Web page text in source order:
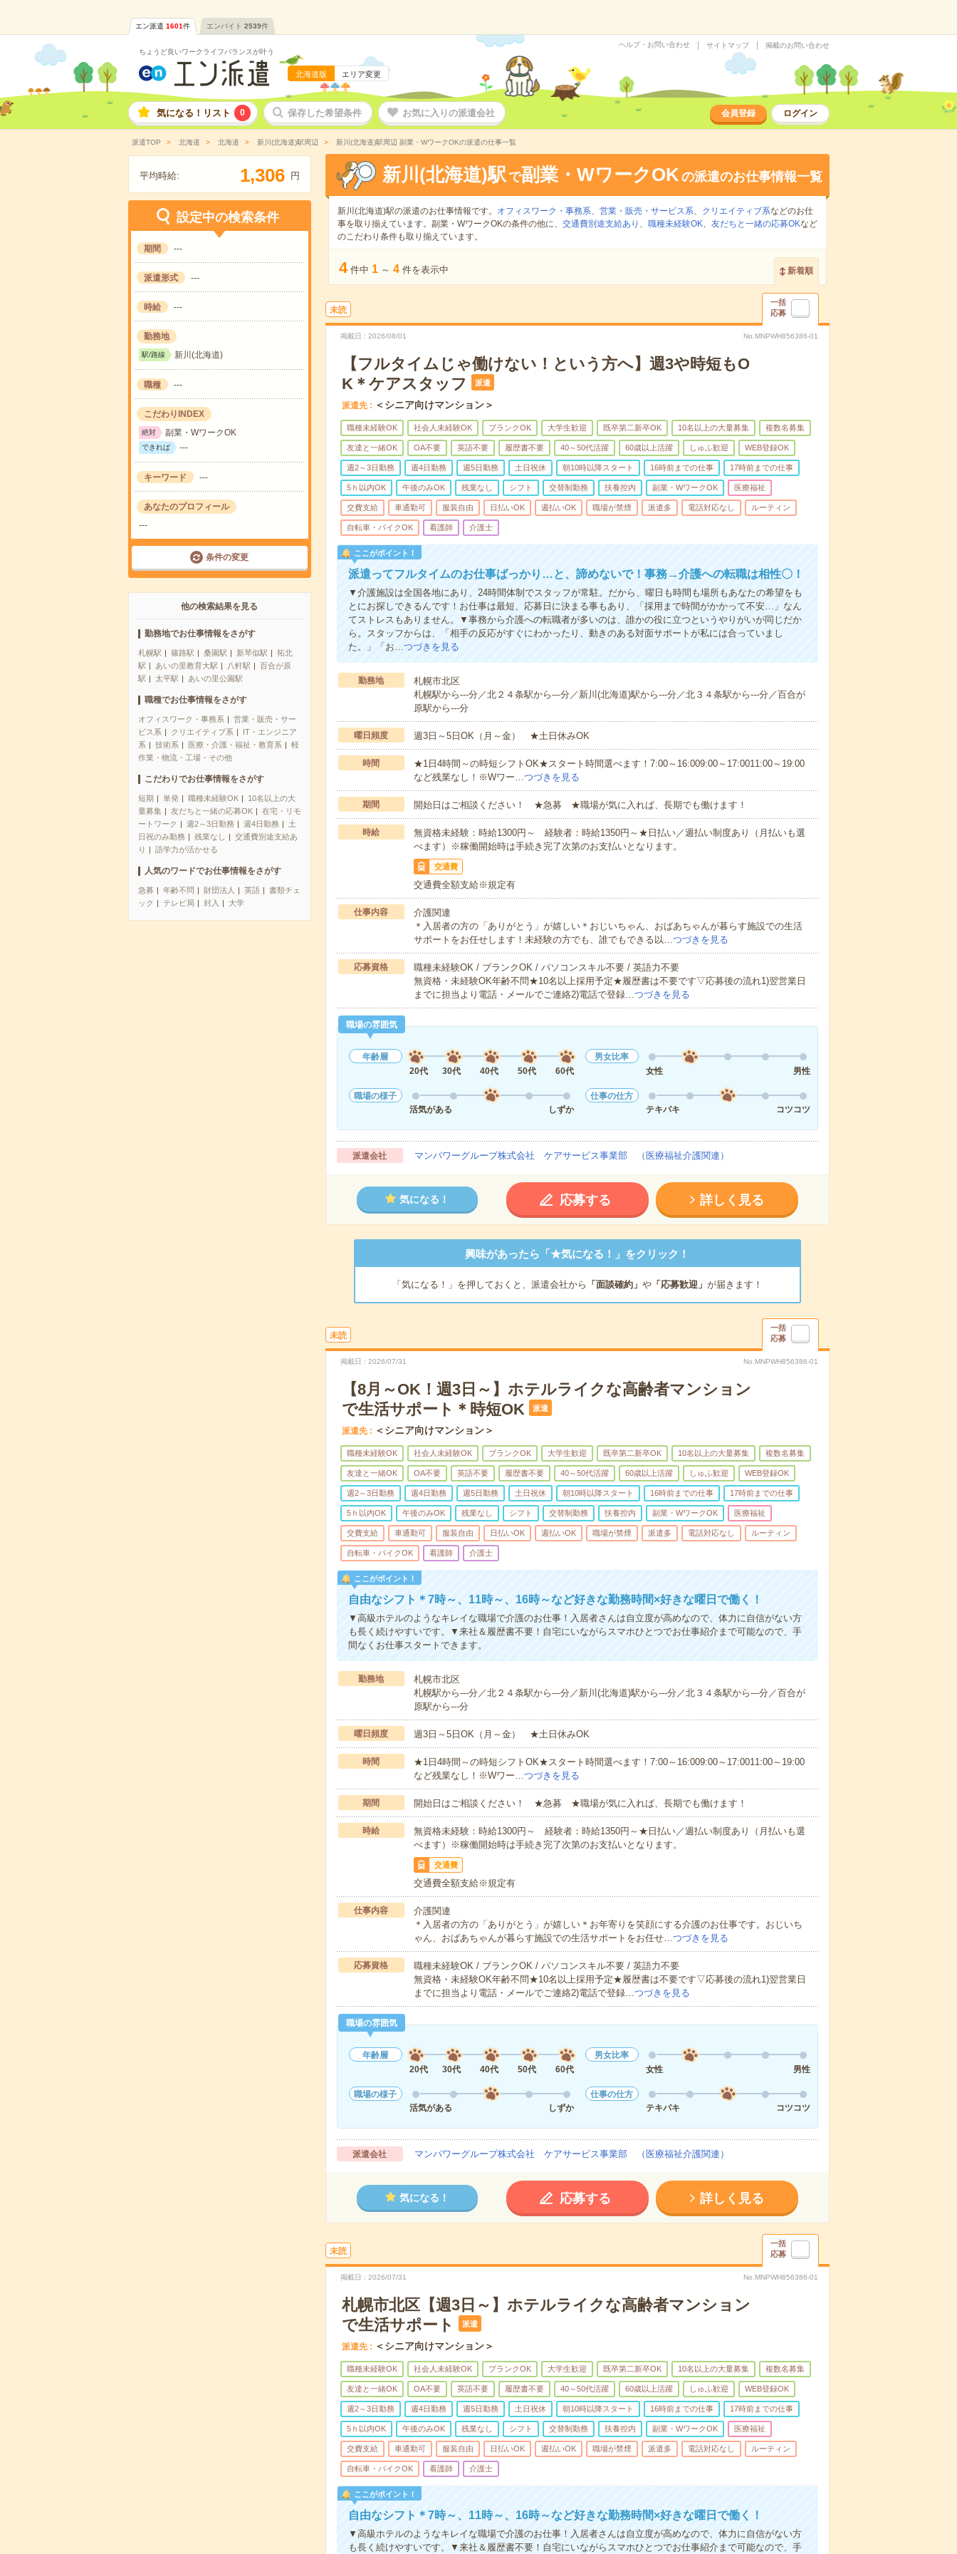
エン派遣 1601件 エンバイト 2539件
ちょうど良いワークライフバランスが叶う
北海道版 エリア変更
ヘルプ・お問い合わせ サイトマップ 掲載のお問い合わせ
気になる！リスト 0 保存した希望条件 お気に入りの派遣会社 会員登録 ログイン
派遣TOP 北海道 北海道 新川(北海道)駅周辺 新川(北海道)駅周辺 副業・WワークOKの派遣の仕事一覧
平均時給: 1,306 円
設定中の検索条件
期間 ---
派遣形式 ---
時給 ---
勤務地
駅/路線 新川(北海道)
職種 ---
こだわりINDEX
絶対 副業・WワークOK
できれば ---
キーワード ---
あなたのプロフィール
---
条件の変更
他の検索結果を見る
勤務地でお仕事情報をさがす
札幌駅 篠路駅 桑園駅 新琴似駅
拓北
駅
あいの里教育大駅 八軒駅
百合が原
駅
太平駅 あいの里公園駅
職種でお仕事情報をさがす
オフィスワーク・事務系
営業・販売・サー
ビス系
クリエイティブ系
IT・エンジニア
系
技術系 医療・介護・福祉・教育系
軽
作業・物流・工場・その他
こだわりでお仕事情報をさがす
短期 単発 職種未経験OK
10名以上の大
量募集
友だちと一緒の応募OK
在宅・リモ
ートワーク
週2～3日勤務 週4日勤務
土
日祝のみ勤務
残業なし
交通費別途支給あ
り
語学力が活かせる
人気のワードでお仕事情報をさがす
急募 年齢不問 財団法人 英語
書類チェ
ック
テレビ局 封入 大学
新川(北海道)駅 で副業・WワークOKの派遣のお仕事情報一覧
新川(北海道)駅の派遣のお仕事情報です。 オフィスワーク・事務系、 営業・販売・サービス系、 クリエイティブ系などのお仕
事を取り揃えています。副業・WワークOKの条件の他に、 交通費別途支給あり 、 職種未経験OK、 友だちと一緒の応募OKなど
のこだわり条件も取り揃えています。
4 件中 1 ～ 4 件を表示中 新着順
未読
一括
応募
掲載日 2026/08/01 No.MNPWH856386-01
【フルタイムじゃ働けない！という方へ】週3や時短もO
K＊ケアスタッフ
派遣
派遣先 ＜シニア向けマンション＞
職種未経験OK 社会人未経験OK ブランクOK 大学生歓迎 既卒第二新卒OK 10名以上の大量募集 複数名募集
友達と一緒OK OA不要 英語不要 履歴書不要 40～50代活躍 60歳以上活躍 しゅふ歓迎 WEB登録OK
週2～3日勤務 週4日勤務 週5日勤務 土日祝休 朝10時以降スタート 16時前までの仕事 17時前までの仕事
5ｈ以内OK 午後のみOK 残業なし シフト 交替制勤務 扶養控内 副業・WワークOK 医療福祉
交費支給 車通勤可 服装自由 日払いOK 週払いOK 職場が禁煙 派遣多 電話対応なし ルーティン
自転車・バイクOK 看護師 介護士
ここがポイント！
派遣ってフルタイムのお仕事ばっかり…と、諦めないで！事務→介護への転職は相性〇！
▼介護施設は全国各地にあり、24時間体制でスタッフが常駐。だから、曜日も時間も場所もあなたの希望をも
とにお探しできるんです！お仕事は最短、応募日に決まる事もあり、「採用まで時間がかかって不安…」なん
てストレスもありません。▼事務から介護への転職者が多いのは、誰かの役に立つというやりがいが同じだか
ら。スタッフからは、「相手の反応がすぐにわかったり、動きのある対面サポートが私には合っていまし
た。」「お…つづきを見る
勤務地
札幌市北区
札幌駅から---分／北２４条駅から---分／新川(北海道)駅から---分／北３４条駅から---分／百合が
原駅から---分
曜日頻度 週3日～5日OK（月～金） ★土日休みOK
時間
★1日4時間～の時短シフトOK★スタート時間選べます！7:00～16:009:00～17:0011:00～19:00
など残業なし！※Wワー…つづきを見る
期間 開始日はご相談ください！ ★急募 ★職場が気に入れば、長期でも働けます！
時給
無資格未経験：時給1300円～ 経験者：時給1350円～★日払い／週払い制度あり（月払いも選
べます）※稼働開始時は手続き完了次第のお支払いとなります。
交通費
交通費全額支給※規定有
仕事内容
介護関連
＊入居者の方の「ありがとう」が嬉しい＊おじいちゃん、おばあちゃんが暮らす施設での生活
サポートをお任せします！未経験の方でも、誰でもできる以…つづきを見る
応募資格
職種未経験OK / ブランクOK / パソコンスキル不要 / 英語力不要
無資格・未経験OK年齢不問★10名以上採用予定★履歴書は不要です▽応募後の流れ1)翌営業日
までに担当より電話・メールでご連絡2)電話で登録…つづきを見る
職場の雰囲気
年齢層
20代
30代 40代 50代 60代
男女比率
女性
男性
職場の様子
活気がある
しずか
仕事の仕方
テキパキ
コツコツ
派遣会社 マンパワーグループ株式会社 ケアサービス事業部 （医療福祉介護関連）
気になる！ 応募する 詳しく見る
興味があったら「★気になる！」をクリック！
「気になる！」を押しておくと、派遣会社から 「面談確約」 や「応募歓迎」 が届きます！
未読
一括
応募
掲載日 2026/07/31 No.MNPWH856386-01
【8月～OK！週3日～】ホテルライクな高齢者マンション
で生活サポート＊時短OK
派遣
派遣先 ＜シニア向けマンション＞
職種未経験OK 社会人未経験OK ブランクOK 大学生歓迎 既卒第二新卒OK 10名以上の大量募集 複数名募集
友達と一緒OK OA不要 英語不要 履歴書不要 40～50代活躍 60歳以上活躍 しゅふ歓迎 WEB登録OK
週2～3日勤務 週4日勤務 週5日勤務 土日祝休 朝10時以降スタート 16時前までの仕事 17時前までの仕事
5ｈ以内OK 午後のみOK 残業なし シフト 交替制勤務 扶養控内 副業・WワークOK 医療福祉
交費支給 車通勤可 服装自由 日払いOK 週払いOK 職場が禁煙 派遣多 電話対応なし ルーティン
自転車・バイクOK 看護師 介護士
ここがポイント！
自由なシフト＊7時～、11時～、16時～など好きな勤務時間×好きな曜日で働く！
▼高級ホテルのようなキレイな職場で介護のお仕事！入居者さんは自立度が高めなので、体力に自信がない方
も長く続けやすいです。▼来社＆履歴書不要！自宅にいながらスマホひとつでお仕事紹介まで可能なので、手
間なくお仕事スタートできます。
勤務地
札幌市北区
札幌駅から---分／北２４条駅から---分／新川(北海道)駅から---分／北３４条駅から---分／百合が
原駅から---分
曜日頻度 週3日～5日OK（月～金） ★土日休みOK
時間
★1日4時間～の時短シフトOK★スタート時間選べます！7:00～16:009:00～17:0011:00～19:00
など残業なし！※Wワー…つづきを見る
期間 開始日はご相談ください！ ★急募 ★職場が気に入れば、長期でも働けます！
時給
無資格未経験：時給1300円～ 経験者：時給1350円～★日払い／週払い制度あり（月払いも選
べます）※稼働開始時は手続き完了次第のお支払いとなります。
交通費
交通費全額支給※規定有
仕事内容
介護関連
＊入居者の方の「ありがとう」が嬉しい＊お年寄りを笑顔にする介護のお仕事です。おじいち
ゃん、おばあちゃんが暮らす施設での生活サポートをお任せ…つづきを見る
応募資格
職種未経験OK / ブランクOK / パソコンスキル不要 / 英語力不要
無資格・未経験OK年齢不問★10名以上採用予定★履歴書は不要です▽応募後の流れ1)翌営業日
までに担当より電話・メールでご連絡2)電話で登録…つづきを見る
職場の雰囲気
年齢層
20代
30代 40代 50代 60代
男女比率
女性
男性
職場の様子
活気がある
しずか
仕事の仕方
テキパキ
コツコツ
派遣会社 マンパワーグループ株式会社 ケアサービス事業部 （医療福祉介護関連）
気になる！ 応募する 詳しく見る
未読
一括
応募
掲載日 2026/07/31 No.MNPWH856386-01
札幌市北区【週3日～】ホテルライクな高齢者マンション
で生活サポート
派遣
派遣先 ＜シニア向けマンション＞
職種未経験OK 社会人未経験OK ブランクOK 大学生歓迎 既卒第二新卒OK 10名以上の大量募集 複数名募集
友達と一緒OK OA不要 英語不要 履歴書不要 40～50代活躍 60歳以上活躍 しゅふ歓迎 WEB登録OK
週2～3日勤務 週4日勤務 週5日勤務 土日祝休 朝10時以降スタート 16時前までの仕事 17時前までの仕事
5ｈ以内OK 午後のみOK 残業なし シフト 交替制勤務 扶養控内 副業・WワークOK 医療福祉
交費支給 車通勤可 服装自由 日払いOK 週払いOK 職場が禁煙 派遣多 電話対応なし ルーティン
自転車・バイクOK 看護師 介護士
ここがポイント！
自由なシフト＊7時～、11時～、16時～など好きな勤務時間×好きな曜日で働く！
▼高級ホテルのようなキレイな職場で介護のお仕事！入居者さんは自立度が高めなので、体力に自信がない方
も長く続けやすいです。▼来社＆履歴書不要！自宅にいながらスマホひとつでお仕事紹介まで可能なので、手